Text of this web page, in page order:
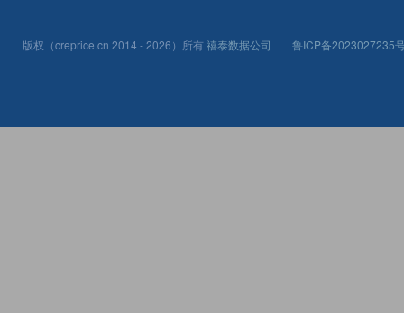
版权（creprice.cn 2014 - 2026）所有禧泰数据公司 鲁ICP备2023027235